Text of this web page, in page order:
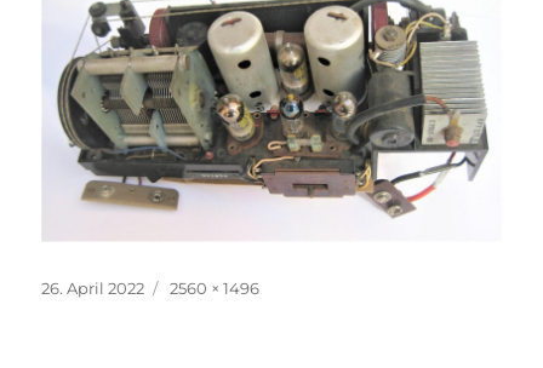
Veröffentlicht
26. April 2022
Volle
2560 × 1496